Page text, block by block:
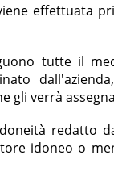
effettuata
tutte il
gli verrà
redatto
idoneo o